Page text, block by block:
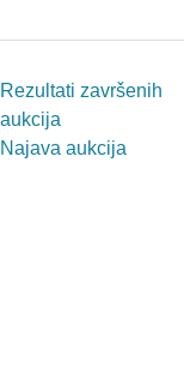
Rezultati završenih
aukcija
Najava aukcija